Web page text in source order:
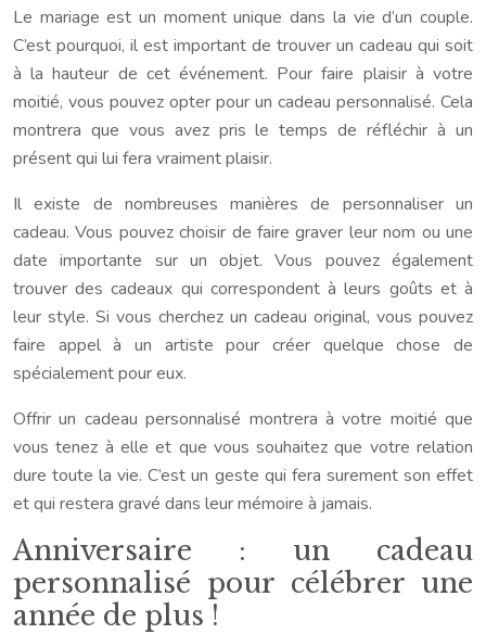
Le mariage est un moment unique dans la vie d’un couple.
C’est pourquoi, il est important de trouver un cadeau qui soit
à la hauteur de cet événement. Pour faire plaisir à votre
moitié, vous pouvez opter pour un cadeau personnalisé. Cela
montrera que vous avez pris le temps de réfléchir à un
présent qui lui fera vraiment plaisir.
Il existe de nombreuses manières de personnaliser un
cadeau. Vous pouvez choisir de faire graver leur nom ou une
date importante sur un objet. Vous pouvez également
trouver des cadeaux qui correspondent à leurs goûts et à
leur style. Si vous cherchez un cadeau original, vous pouvez
faire appel à un artiste pour créer quelque chose de
spécialement pour eux.
Offrir un cadeau personnalisé montrera à votre moitié que
vous tenez à elle et que vous souhaitez que votre relation
dure toute la vie. C’est un geste qui fera surement son effet
et qui restera gravé dans leur mémoire à jamais.
Anniversaire : un cadeau
personnalisé pour célébrer une
année de plus !